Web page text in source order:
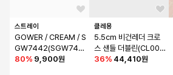
스트레이
GOWER / CREAM / S
GW7442(SGW745
9)
80% 9,900원
클레용
5.5cm 비건레더 크로
스 샌들 더블린(CL005
4)
36% 44,410원